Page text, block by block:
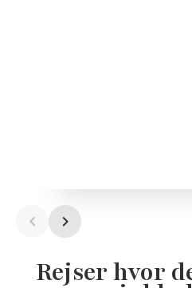
Rejser hvor